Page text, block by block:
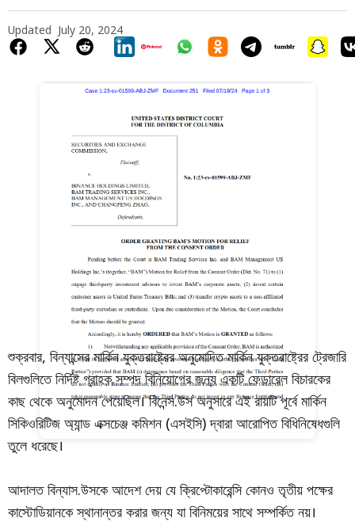
Chia
Updated July 20, 2024
শুক্রবার, বিন্যান্সের মার্কিন যুক্তরাষ্ট্রের অনুমোদিত মার্কিন যুক্তরাষ্ট্রের ট্রেজারি
বিলগুলিতে নির্দিষ্ট গ্রাহক সম্পদ বিনিয়োগের জন্য একটি ফেডারেল বিচারকের
কাছ থেকে অনুমোদন পেয়েছিল। বিনেন্স.উস অনুসারে এই রায়টি পূর্বে মার্কিন
সিকিওরিটিজ অ্যান্ড এক্সচেঞ্জ কমিশন (এসইসি) দ্বারা আরোপিত বিধিনিষেধগুলি
তুলে ধরেছে।
আদালত বিন্যাস.উসকে আদেশ দেয় যে ক্রিপ্টোকারেন্সি কোনও তৃতীয় পক্ষের
কাস্টোডিয়ানকে স্থানান্তর করার জন্য যা বিনিময়ের সাথে সম্পর্কিত নয়।